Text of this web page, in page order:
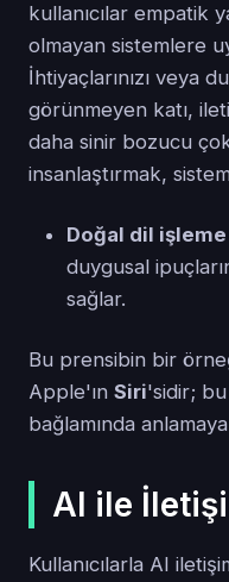
kullanıcılar empatik
olmayan sistemlere
İhtiyaçlarınızı veya
görünmeyen katı,
daha sinir bozucu
insanlaştırmak,
Doğal dil işleme
duygusal
sağlar.
Bu prensibin bir
Apple'ın Siri'sidir;
bağlamında anlamaya
AI ile
Kullanıcılarla AI